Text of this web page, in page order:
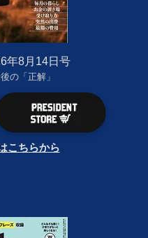
年8月14日号
の「正解」
こちらから